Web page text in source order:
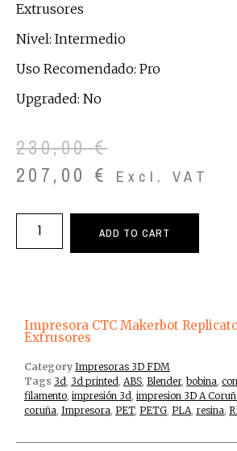
Extrusores
Nivel: Intermedio
Uso Recomendado: Pro
Upgraded: No
230,00€
207,00 € Excl. VAT
ADD TO CART
Impresora CTC Makerbot
Extrusores
Category Impresoras 3D FDM
Tags 3d, 3d printed, ABS, Blender, bobina,
filamento, impresión 3d, impresion 3D A
coruña, Impresora, PET, PETG, PLA, resina,